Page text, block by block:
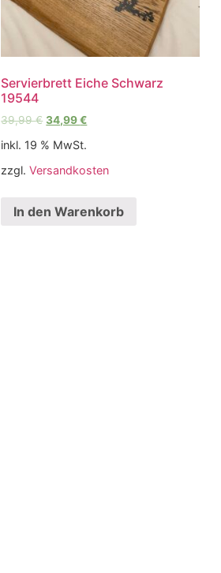
Servierbrett Eiche Schwarz
19544
39,99€ 34,99€
inkl. 19 % MwSt.
zzgl.Versandkosten
In den Warenkorb